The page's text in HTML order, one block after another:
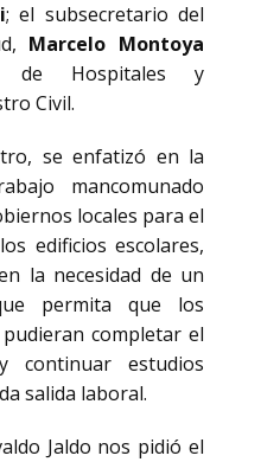
; el subsecretario del
Marcelo Montoya
de Hospitales y
Civil.
se enfatizó en la
mancomunado
locales para el
edificios escolares,
la necesidad de un
permita que los
completar el
continuar estudios
salida laboral.
Jaldo nos pidió el